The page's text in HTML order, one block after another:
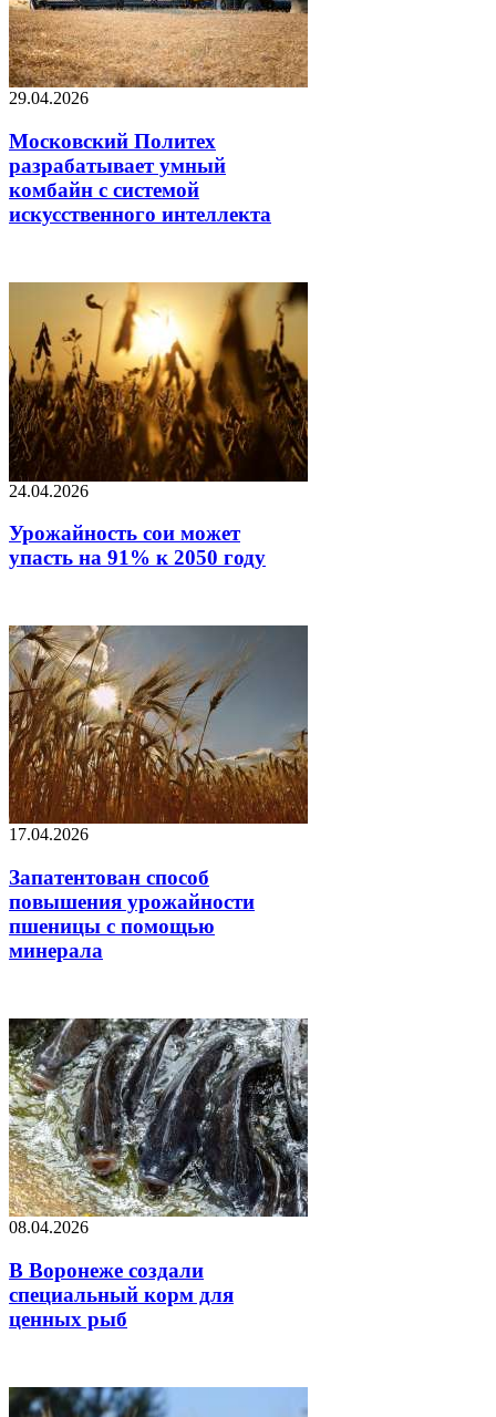
29.04.2026
Московский Политех
разрабатывает умный
комбайн с системой
искусственного интеллекта
24.04.2026
Урожайность сои может
упасть на 91% к 2050 году
17.04.2026
Запатентован способ
повышения урожайности
пшеницы с помощью
минерала
08.04.2026
В Воронеже создали
специальный корм для
ценных рыб